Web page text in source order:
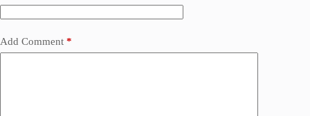
Add Comment *